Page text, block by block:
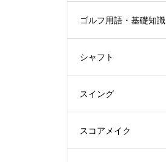
ゴルフ用語・基礎知識
シャフト
スイング
スコアメイク